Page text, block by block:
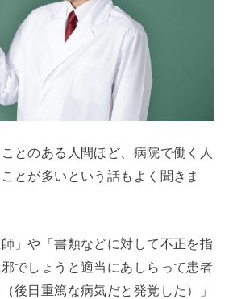
とのある人間ほど、病院で働く人
とが多いという話もよく聞きま
師」や「書類などに対して不正を指
でしょうと適当にあしらって患者
後日重篤な病気だと発覚した）」